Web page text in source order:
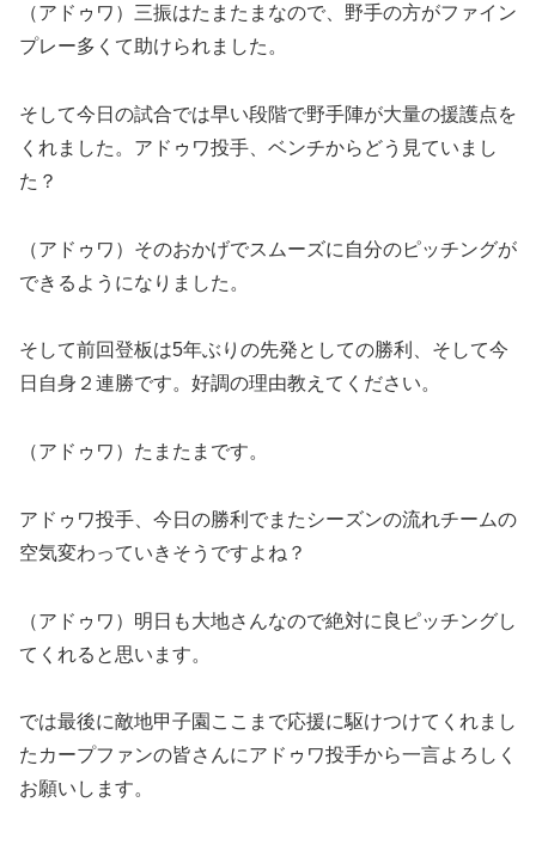
（アドゥワ）三振はたまたまなので、野手の方がファイン
プレー多くて助けられました。
そして今日の試合では早い段階で野手陣が大量の援護点を
くれました。アドゥワ投手、ベンチからどう見ていまし
た？
（アドゥワ）そのおかげでスムーズに自分のピッチングが
できるようになりました。
そして前回登板は5年ぶりの先発としての勝利、そして今
日自身２連勝です。好調の理由教えてください。
（アドゥワ）たまたまです。
アドゥワ投手、今日の勝利でまたシーズンの流れチームの
空気変わっていきそうですよね？
（アドゥワ）明日も大地さんなので絶対に良ピッチングし
てくれると思います。
では最後に敵地甲子園ここまで応援に駆けつけてくれまし
たカープファンの皆さんにアドゥワ投手から一言よろしく
お願いします。